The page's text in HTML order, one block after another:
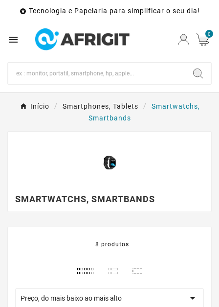
 Tecnologia e Papelaria para simplificar o seu dia!
 0
Início Smartphones, Tablets
Smartwatchs,
Smartbands
SMARTWATCHS, SMARTBANDS
8 produtos
Preço, do mais baixo ao mais alto 